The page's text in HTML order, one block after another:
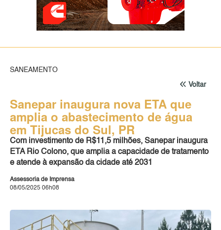
SANEAMENTO
Voltar
Sanepar inaugura nova ETA que
amplia o abastecimento de água
em Tijucas do Sul, PR
Com investimento de R$11,5 milhões, Sanepar inaugura
ETA Rio Colono, que amplia a capacidade de tratamento
e atende à expansão da cidade até 2031
Assessoria de Imprensa
08/05/2025 06h08